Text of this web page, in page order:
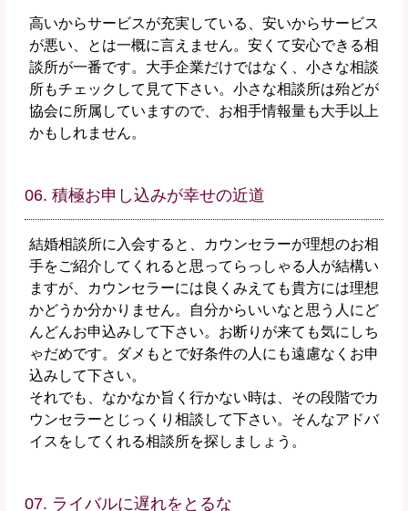
高いからサービスが充実している、安いからサービス
が悪い、とは一概に言えません。安くて安心できる相
談所が一番です。大手企業だけではなく、小さな相談
所もチェックして見て下さい。小さな相談所は殆どが
協会に所属していますので、お相手情報量も大手以上
かもしれません。
06. 積極お申し込みが幸せの近道
結婚相談所に入会すると、カウンセラーが理想のお相
手をご紹介してくれると思ってらっしゃる人が結構い
ますが、カウンセラーには良くみえても貴方には理想
かどうか分かりません。自分からいいなと思う人にど
んどんお申込みして下さい。お断りが来ても気にしち
ゃだめです。ダメもとで好条件の人にも遠慮なくお申
込みして下さい。
それでも、なかなか旨く行かない時は、その段階でカ
ウンセラーとじっくり相談して下さい。そんなアドバ
イスをしてくれる相談所を探しましょう。
07. ライバルに遅れをとるな